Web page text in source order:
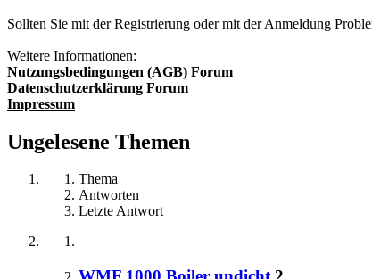
Sollten Sie mit der Registrierung oder mit der Anmeldung
Weitere Informationen:
Nutzungsbedingungen (AGB) Forum
Datenschutzerklärung Forum
Impressum
Ungelesene Themen
Thema
Antworten
Letzte Antwort